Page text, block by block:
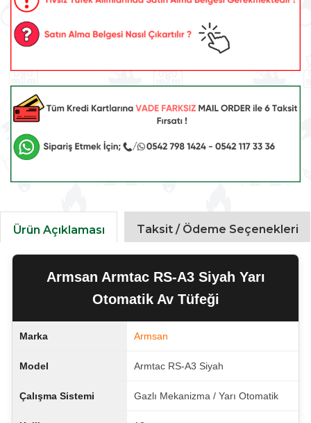
Ürün Açıklaması Taksit / Ödeme Seçenekleri
Armsan Armtac RS-A3 Siyah Yarı
Otomatik Av Tüfeği
Marka Armsan
Model Armtac RS-A3 Siyah
Çalışma Sistemi Gazlı Mekanizma / Yarı Otomatik